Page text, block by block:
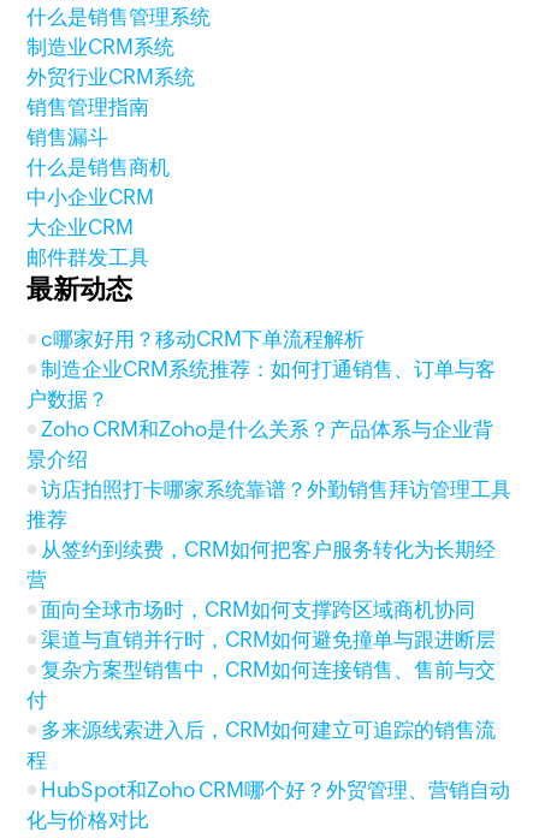
什么是销售管理系统
制造业CRM系统
外贸行业CRM系统
销售管理指南
销售漏斗
什么是销售商机
中小企业CRM
大企业CRM
邮件群发工具
最新动态
c哪家好用？移动CRM下单流程解析
制造企业CRM系统推荐：如何打通销售、订单与客
户数据？
Zoho CRM和Zoho是什么关系？产品体系与企业背
景介绍
访店拍照打卡哪家系统靠谱？外勤销售拜访管理工具
推荐
从签约到续费，CRM如何把客户服务转化为长期经
营
面向全球市场时，CRM如何支撑跨区域商机协同
渠道与直销并行时，CRM如何避免撞单与跟进断层
复杂方案型销售中，CRM如何连接销售、售前与交
付
多来源线索进入后，CRM如何建立可追踪的销售流
程
HubSpot和Zoho CRM哪个好？外贸管理、营销自动
化与价格对比